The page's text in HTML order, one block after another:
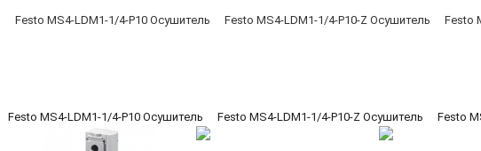
Festo MS4-LDM1-1/4-P10 Осушитель Festo MS4-LDM1-1/4-P10-Z Осушитель Festo